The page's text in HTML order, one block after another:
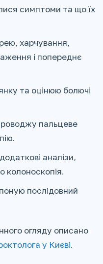
симптоми та що їх
харчування,
і попереднє
та оцінюю болючі
пальцеве
аналізи,
колоноскопія.
послідовний
огляду описано
у Києві.